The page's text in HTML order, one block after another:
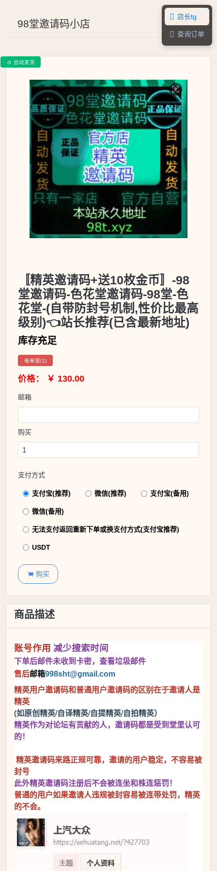
98堂邀请码小店
 店长tg
 查询订单
 自动发货
〚精英邀请码+送10枚金币〛-98
堂邀请码-色花堂邀请码-98堂-色
花堂-(自带防封号机制,性价比最高
级别)👈站长推荐(已含最新地址)
库存充足
每单限(1)
价格： ￥ 130.00
邮箱
购买
支付方式
支付宝(推荐) 微信(推荐) 支付宝(备用)
微信(备用)
无法支付返回重新下单或换支付方式(支付宝推荐)
USDT
 购买
商品描述
账号作用 减少搜索时间
下单后邮件未收到卡密，查看垃圾邮件
售后邮箱998sht@gmail.com
精英用户邀请码和普通用户邀请码的区别在于邀请人是
精英
(如原创精英/自译精英/自提精英/自拍精英）
精英作为对论坛有贡献的人，邀请码都是受到堂里认可
的！
精英邀请码来路正规可靠，邀请的用户稳定，不容易被
封号
此外精英邀请码注册后不会被连坐和株连惩罚！
普通的用户如果邀请人违规被封容易被连带处罚，精英
的不会。